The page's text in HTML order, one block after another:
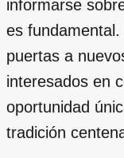
informarse
es
puertas a
interesados en
oportunidad
tradición